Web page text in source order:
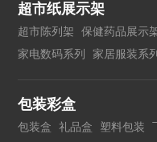
超市纸展示架
超市陈列架 保健药品展示
家电数码系列
家居服装系列
包装彩盒
包装盒 礼品盒 塑料包装